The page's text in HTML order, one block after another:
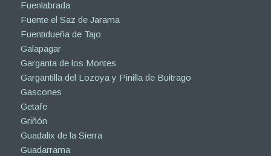
Fuenlabrada
Fuente el Saz de Jarama
Fuentidueña de Tajo
Galapagar
Garganta de los Montes
Gargantilla del Lozoya y Pinilla de Buitrago
Gascones
Getafe
Griñón
Guadalix de la Sierra
Guadarrama